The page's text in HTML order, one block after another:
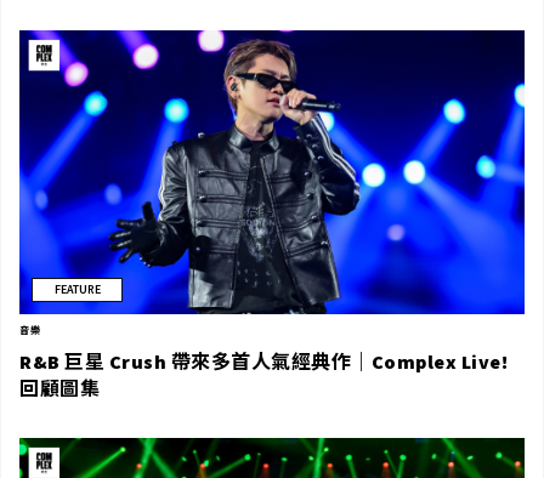
FEATURE
音樂
R&B 巨星 Crush 帶來多首人氣經典作｜Complex Live!
回顧圖集